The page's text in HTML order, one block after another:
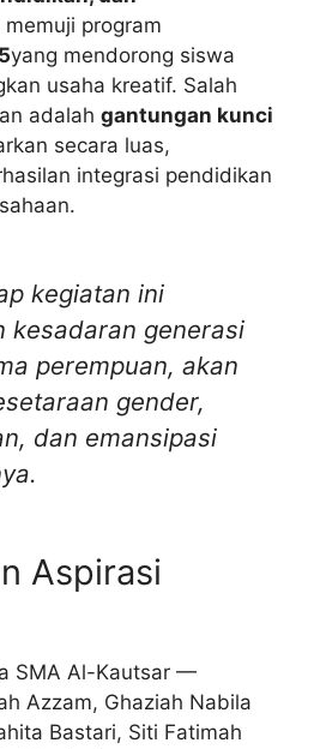
memuji program
yang mendorong siswa
usaha kreatif. Salah
adalah gantungan kunci
secara luas,
integrasi pendidikan
kegiatan ini
kesadaran generasi
perempuan, akan
gender,
dan emansipasi
Aspirasi
SMA Al-Kautsar —
Azzam, Ghaziah Nabila
Bastari, Siti Fatimah